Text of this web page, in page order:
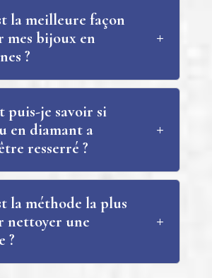
la meilleure façon
mes bijoux en
?
puis-je savoir si
en diamant a
resserré ?
la méthode la plus
nettoyer une
?